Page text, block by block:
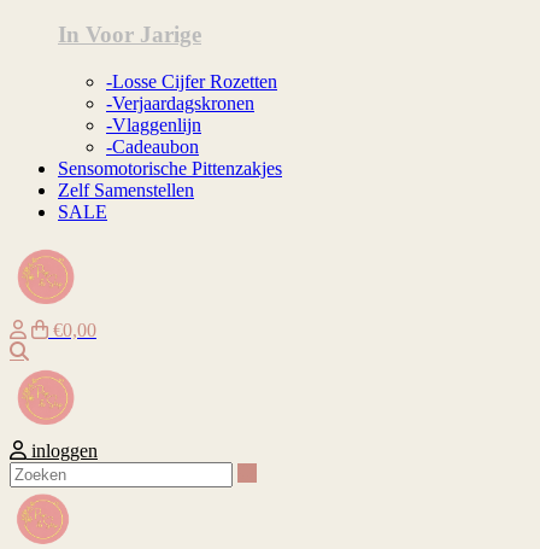
In Voor Jarige
-Losse Cijfer Rozetten
-Verjaardagskronen
-Vlaggenlijn
-Cadeaubon
Sensomotorische Pittenzakjes
Zelf Samenstellen
SALE
€0,00
inloggen